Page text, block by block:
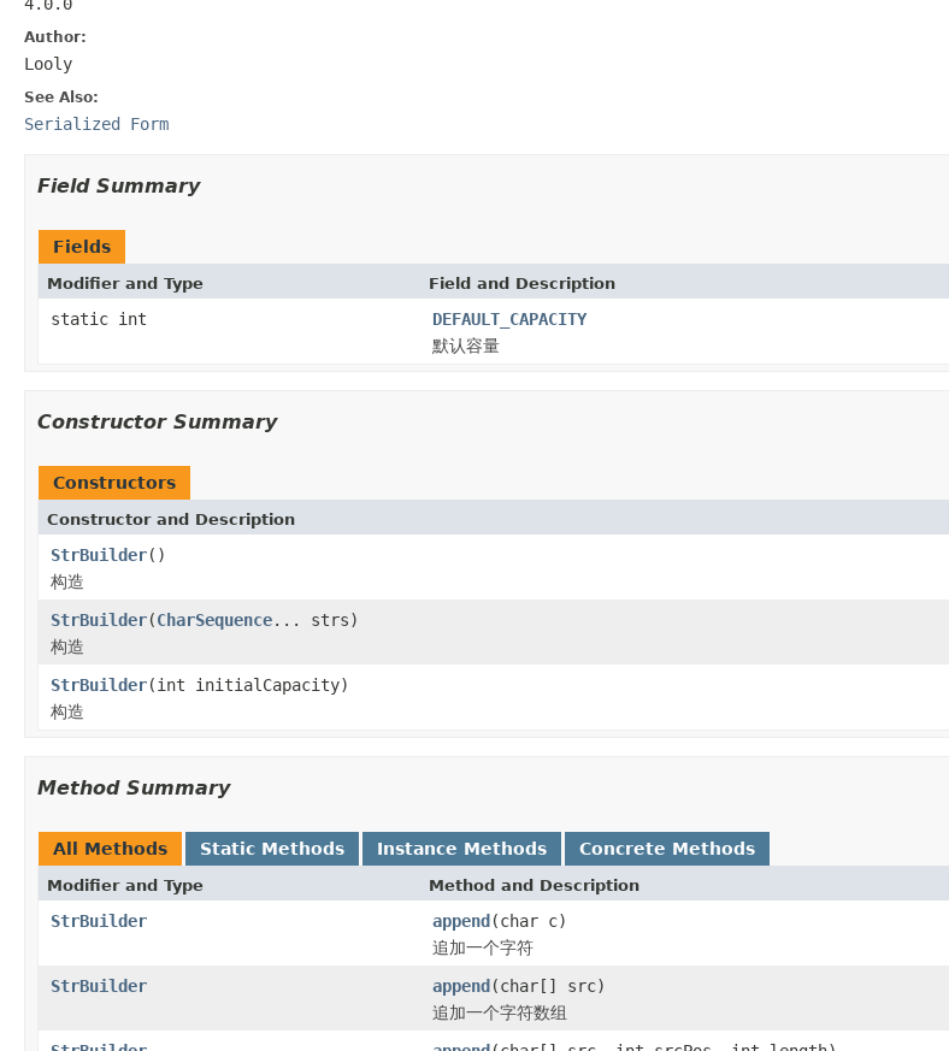
Author:
Looly
See Also:
Serialized Form
Field Summary
Fields
Modifier and Type Field and Description
static int
DEFAULT_CAPACITY
默认容量
Constructor Summary
Constructors
Constructor and Description
StrBuilder()
构造
StrBuilder(CharSequence... strs)
构造
StrBuilder(int initialCapacity)
构造
Method Summary
All Methods Static Methods Instance Methods Concrete Methods
Modifier and Type Method and Description
StrBuilder append(char c)
追加一个字符
StrBuilder
append(char[] src)
追加一个字符数组